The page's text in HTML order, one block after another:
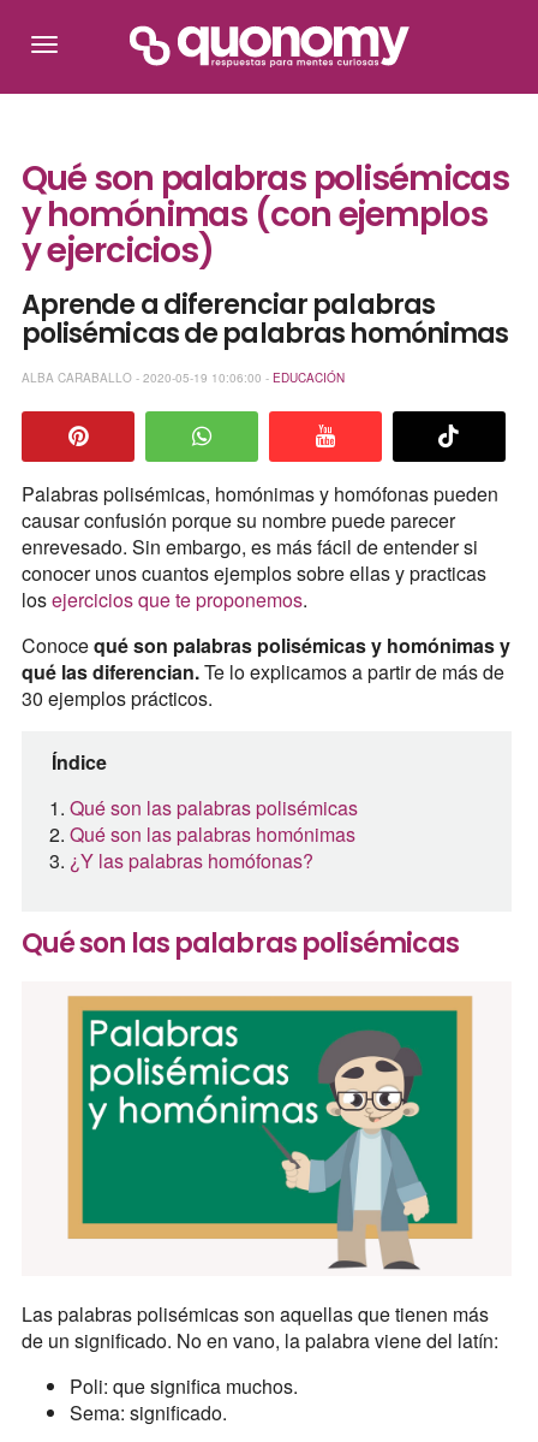
Qué son palabras polisémicas
y homónimas (con ejemplos
y ejercicios)
Aprende a diferenciar palabras
polisémicas de palabras homónimas
ALBA CARABALLO - 2020-05-19 10:06:00 - EDUCACIÓN
Palabras polisémicas, homónimas y homófonas pueden
causar confusión porque su nombre puede parecer
enrevesado. Sin embargo, es más fácil de entender si
conocer unos cuantos ejemplos sobre ellas y practicas
losejercicios que te proponemos.
Conocequé son palabras polisémicas y homónimas y
qué las diferencian.Te lo explicamos a partir de más de
30 ejemplos prácticos.
Índice
Qué son las palabras polisémicas
Qué son las palabras homónimas
¿Y las palabras homófonas?
Qué son las palabras polisémicas
Las palabras polisémicas son aquellas que tienen más
de un significado. No en vano, la palabra viene del latín:
Poli: que significa muchos.
Sema: significado.